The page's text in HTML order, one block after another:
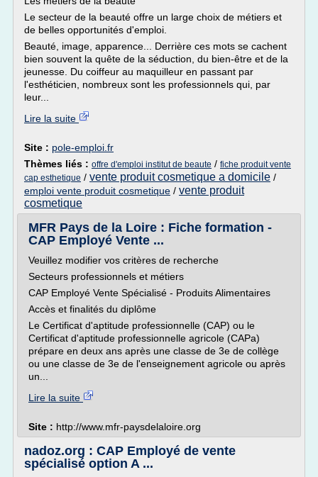
Le secteur de la beauté offre un large choix de métiers et
de belles opportunités d'emploi.
Beauté, image, apparence... Derrière ces mots se cachent
bien souvent la quête de la séduction, du bien-être et de la
jeunesse. Du coiffeur au maquilleur en passant par
l'esthéticien, nombreux sont les professionnels qui, par
leur...
Lire la suite
Site : pole-emploi.fr
Thèmes liés : offre d'emploi institut de beaute / fiche produit vente
cap esthetique / vente produit cosmetique a domicile /
emploi vente produit cosmetique / vente produit
cosmetique
MFR Pays de la Loire : Fiche formation -
CAP Employé Vente ...
Veuillez modifier vos critères de recherche
Secteurs professionnels et métiers
CAP Employé Vente Spécialisé - Produits Alimentaires
Accès et finalités du diplôme
Le Certificat d'aptitude professionnelle (CAP) ou le
Certificat d'aptitude professionnelle agricole (CAPa)
prépare en deux ans après une classe de 3e de collège
ou une classe de 3e de l'enseignement agricole ou après
un...
Lire la suite
Site : http://www.mfr-paysdelaloire.org
nadoz.org : CAP Employé de vente
spécialisé option A ...